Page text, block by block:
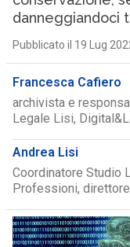
danneggiandoci
Pubblicato il 19 Lug
Francesca Cafiero
archivista e
Legale Lisi,
Andrea Lisi
Coordinatore Studio
Professioni,